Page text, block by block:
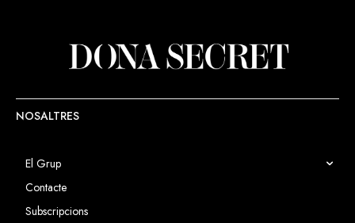
NOSALTRES
El Grup
Contacte
Subscripcions